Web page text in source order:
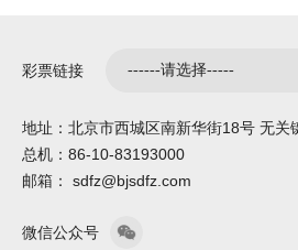
彩票链接
地址：北京市西城区南新华街18号 无关
总机：86-10-83193000
邮箱： sdfz@bjsdfz.com
微信公众号